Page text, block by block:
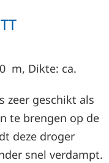
m, Dikte: ca.
zeer geschikt als
te brengen op de
deze droger
snel verdampt.